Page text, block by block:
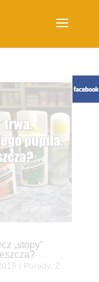
„stopy”
Porady, Z